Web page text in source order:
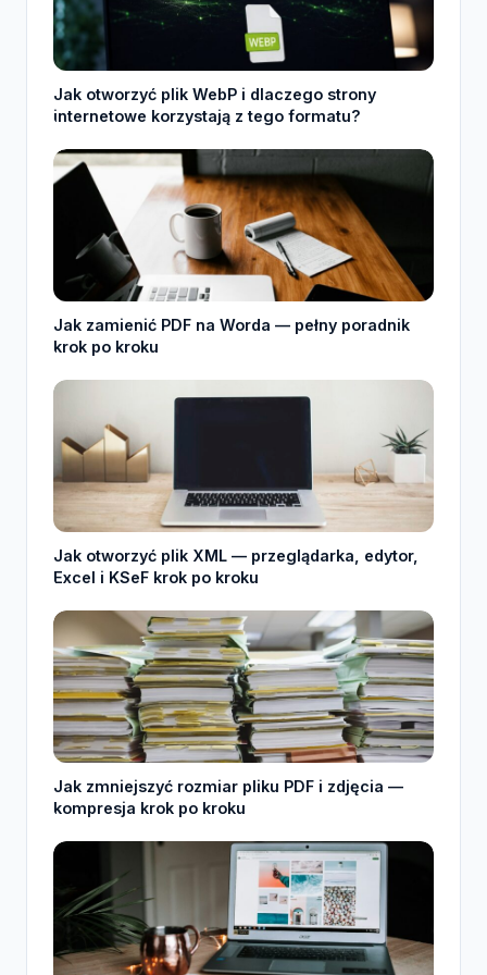
Jak otworzyć plik WebP i dlaczego strony
internetowe korzystają z tego formatu?
Jak zamienić PDF na Worda — pełny poradnik
krok po kroku
Jak otworzyć plik XML — przeglądarka, edytor,
Excel i KSeF krok po kroku
Jak zmniejszyć rozmiar pliku PDF i zdjęcia —
kompresja krok po kroku